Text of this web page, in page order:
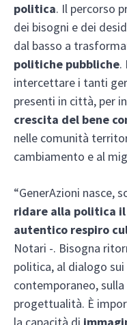
politica. Il percorso
dei bisogni e dei
dal basso a
politiche pubbliche.
intercettare i tanti
presenti in città, per
crescita del bene
nelle comunità
cambiamento e al
“GenerAzioni nasce,
ridare alla politica il
autentico respiro
Notari -. Bisogna
politica, al dialogo
contemporaneo,
progettualità. È